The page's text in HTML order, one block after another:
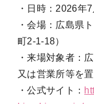
・日時：2026年
・会場：広島県
町2-1-18）
・来場対象者：
又は営業所等を
・公式サイト：